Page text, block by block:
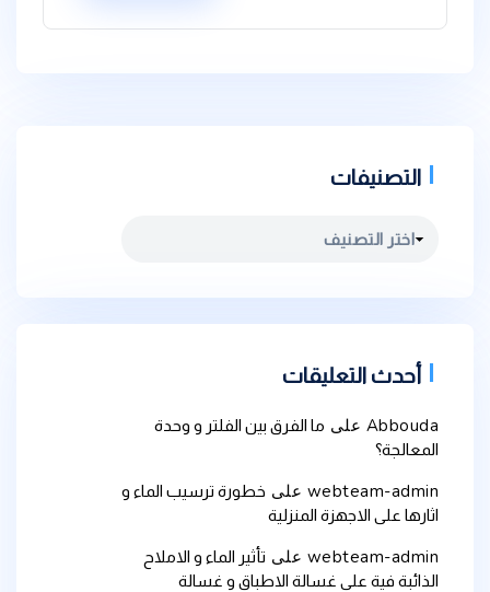
التصنيفات
أحدث التعليقات
Abboudaعلىما الفرق بين الفلتر و وحدة
المعالجة؟
webteam-adminعلىخطورة ترسيب الماء و
اثارها على الاجهزة المنزلية
webteam-adminعلىتأثير الماء و الاملاح
الذائبة فية على غسالة الاطباق و غسالة